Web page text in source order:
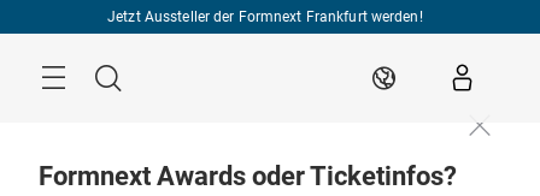
Jetzt Aussteller der Formnext Frankfurt werden!
Suche DE
Formnext Awards oder Ticketinfos?